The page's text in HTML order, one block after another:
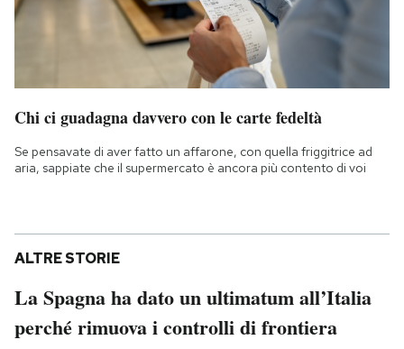
Chi ci guadagna davvero con le carte fedeltà
Se pensavate di aver fatto un affarone, con quella friggitrice ad
aria, sappiate che il supermercato è ancora più contento di voi
ALTRE STORIE
La Spagna ha dato un ultimatum all’Italia
perché rimuova i controlli di frontiera